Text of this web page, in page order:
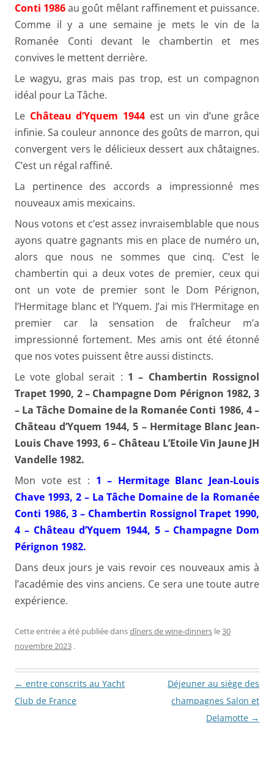
Conti 1986au goût mêlant raffinement et puissance.
Comme il y a une semaine je mets le vin de la
Romanée Conti devant le chambertin et mes
convives le mettent derrière.
Le wagyu, gras mais pas trop, est un compagnon
idéal pour La Tâche.
Le Château d’Yquem 1944est un vin d’une grâce
infinie. Sa couleur annonce des goûts de marron, qui
convergent vers le délicieux dessert aux châtaignes.
C’est un régal raffiné.
La pertinence des accords a impressionné mes
nouveaux amis mexicains.
Nous votons et c’est assez invraisemblable que nous
ayons quatre gagnants mis en place de numéro un,
alors que nous ne sommes que cinq. C’est le
chambertin qui a deux votes de premier, ceux qui
ont un vote de premier sont le Dom Pérignon,
l’Hermitage blanc et l’Yquem. J’ai mis l’Hermitage en
premier car la sensation de fraîcheur m’a
impressionné fortement. Mes amis ont été étonné
que nos votes puissent être aussi distincts.
Le vote global serait : 1 – Chambertin Rossignol
Trapet 1990, 2 – Champagne Dom Pérignon 1982, 3
– La Tâche Domaine de la Romanée Conti 1986, 4 –
Château d’Yquem 1944, 5 – Hermitage Blanc Jean-
Louis Chave 1993, 6 – Château L’Etoile Vin Jaune JH
Vandelle 1982.
Mon vote est : 1 – Hermitage Blanc Jean-Louis
Chave 1993, 2 – La Tâche Domaine de la Romanée
Conti 1986, 3 – Chambertin Rossignol Trapet 1990,
4 – Château d’Yquem 1944, 5 – Champagne Dom
Pérignon 1982.
Dans deux jours je vais revoir ces nouveaux amis à
l’académie des vins anciens. Ce sera une toute autre
expérience.
Cette entrée a été publiée dansdîners de wine-dinners le30
novembre 2023 .
Navigation des articles
← entre conscrits au Yacht
Club de France
Déjeuner au siège des
champagnes Salon et
Delamotte →